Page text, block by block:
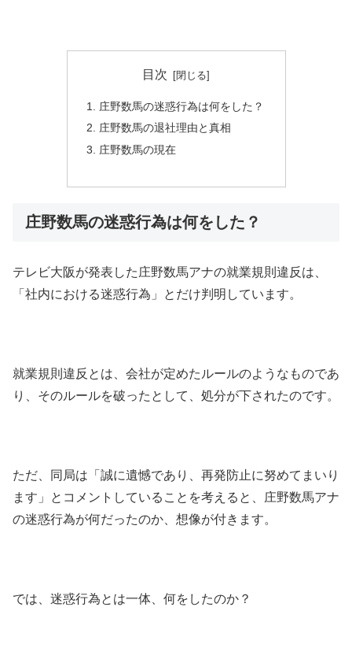
目次
庄野数馬の迷惑行為は何をした？
庄野数馬の退社理由と真相
庄野数馬の現在
庄野数馬の迷惑行為は何をした？
テレビ大阪が発表した庄野数馬アナの就業規則違反は、
「社内における迷惑行為」とだけ判明しています。
就業規則違反とは、会社が定めたルールのようなものであ
り、そのルールを破ったとして、処分が下されたのです。
ただ、同局は「誠に遺憾であり、再発防止に努めてまいり
ます」とコメントしていることを考えると、庄野数馬アナ
の迷惑行為が何だったのか、想像が付きます。
では、迷惑行為とは一体、何をしたのか？